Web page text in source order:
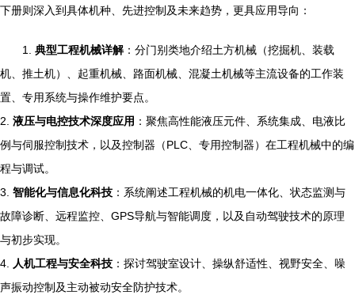
下册则深入到具体机种、先进控制及未来趋势，更具应用导向：
1. 典型工程机械详解：分门别类地介绍土方机械（挖掘机、装载
机、推土机）、起重机械、路面机械、混凝土机械等主流设备的工作装
置、专用系统与操作维护要点。
2. 液压与电控技术深度应用 ：聚焦高性能液压元件、系统集成、电液比
例与伺服控制技术，以及控制器（PLC、专用控制器）在工程机械中的编
程与调试。
3. 智能化与信息化科技 ：系统阐述工程机械的机电一体化、状态监测与
故障诊断、远程监控、GPS导航与智能调度，以及自动驾驶技术的原理
与初步实现。
4.
人机工程与安全科技 ：探讨驾驶室设计、操纵舒适性、视野安全、噪
声振动控制及主动被动安全防护技术。